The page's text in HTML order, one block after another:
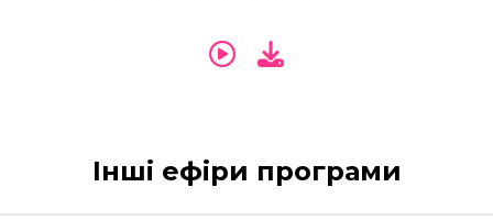
Інші ефіри програми